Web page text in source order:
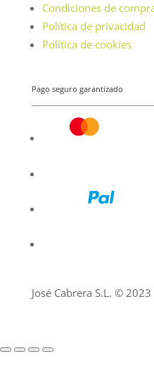
Condiciones de
Política de privacidad
Política de cookies
Pago seguro garantizado
José Cabrera S.L. ©